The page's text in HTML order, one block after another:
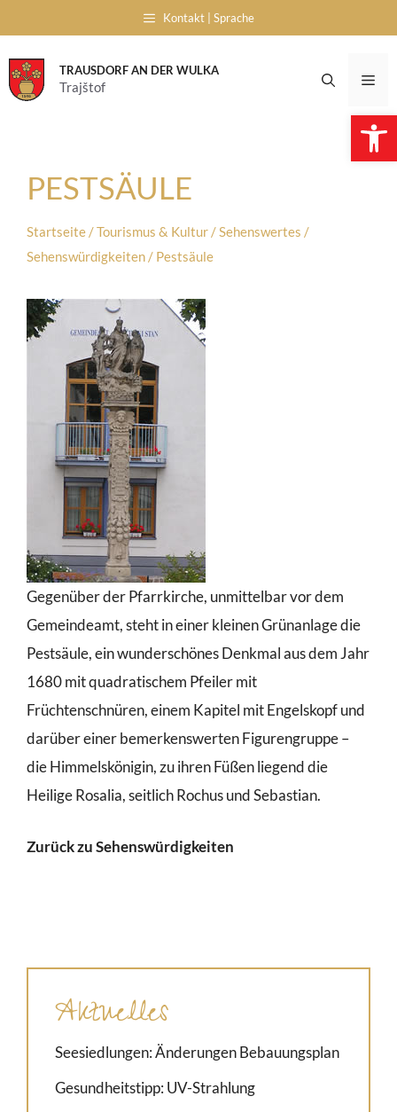
to
content
Kontakt | Sprache
TRAUSDORF AN DER WULKA
Trajštof
PESTSÄULE
Startseite /Tourismus & Kultur /Sehenswertes /
Sehenswürdigkeiten / Pestsäule
Gegenüber der Pfarrkirche, unmittelbar vor dem
Gemeindeamt, steht in einer kleinen Grünanlage die
Pestsäule, ein wunderschönes Denkmal aus dem Jahr
1680 mit quadratischem Pfeiler mit
Früchtenschnüren, einem Kapitel mit Engelskopf und
darüber einer bemerkenswerten Figurengruppe –
die Himmelskönigin, zu ihren Füßen liegend die
Heilige Rosalia, seitlich Rochus und Sebastian.
Zurück zu Sehenswürdigkeiten
Aktuelles
Seesiedlungen: Änderungen Bebauungsplan
Gesundheitstipp: UV-Strahlung